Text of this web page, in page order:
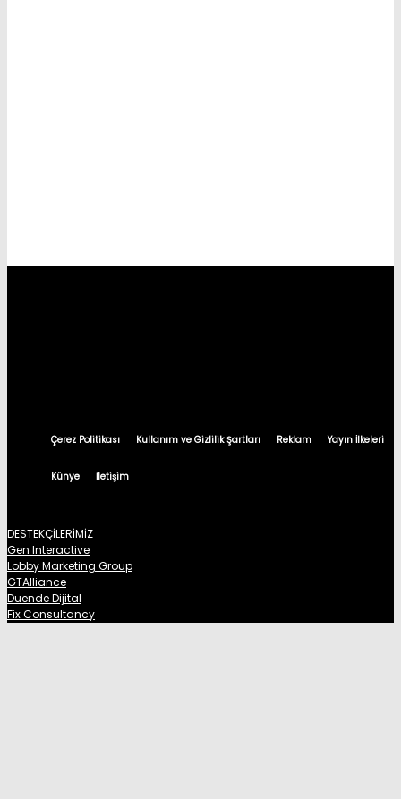
Çerez Politikası Kullanım ve Gizlilik Şartları Reklam Yayın İlkeleri
Künye İletişim
DESTEKÇİLERİMİZ
Gen Interactive
Lobby Marketing Group
GTAlliance
Duende Dijital
Fix Consultancy